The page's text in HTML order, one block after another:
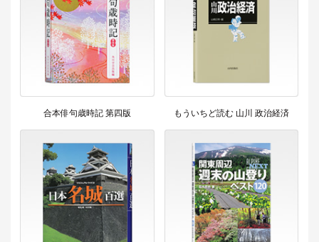
合本俳句歳時記 第四版 もういちど読む 山川 政治経済